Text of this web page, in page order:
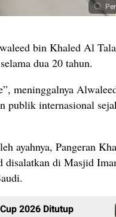
bin Khaled Al
dua 20 tahun.
meninggalnya
publik internasional
ayahnya, Pangeran
disalatkan di Masjid
2026 Ditutup